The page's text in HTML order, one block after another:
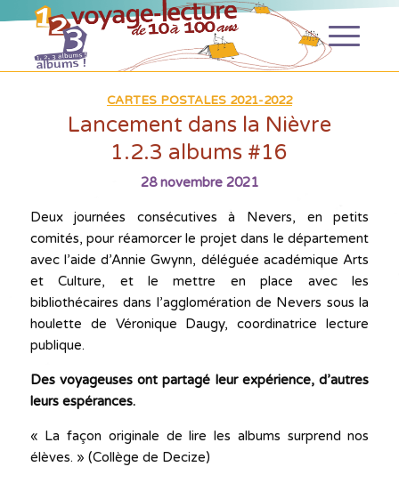
CARTES POSTALES 2021-2022
Lancement dans la Nièvre
1.2.3 albums #16
28 novembre 2021
Deux journées consécutives à Nevers, en petits
comités, pour réamorcer le projet dans le département
avec l’aide d’Annie Gwynn, déléguée académique Arts
et Culture, et le mettre en place avec les
bibliothécaires dans l’agglomération de Nevers sous la
houlette de Véronique Daugy, coordinatrice lecture
publique.
Des voyageuses ont partagé leur expérience, d’autres
leurs espérances.
« La façon originale de lire les albums surprend nos
élèves. » (Collège de Decize)